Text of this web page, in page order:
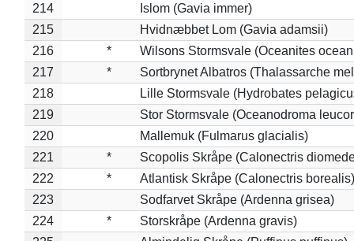
214
Islom (Gavia immer)
215
Hvidnæbbet Lom (Gavia adamsii)
216
*
Wilsons Stormsvale (Oceanites
217
*
Sortbrynet Albatros (Thalassarche
218
Lille Stormsvale (Hydrobates
219
Stor Stormsvale (Oceanodroma
220
Mallemuk (Fulmarus glacialis)
221
*
Scopolis Skråpe (Calonectris
222
*
Atlantisk Skråpe (Calonectris borealis)
223
Sodfarvet Skråpe (Ardenna grisea)
224
*
Storskråpe (Ardenna gravis)